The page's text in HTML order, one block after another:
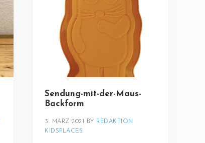
Sendung-mit-der-Maus-
Backform
3. MÄRZ 2021 BY REDAKTION
KIDSPLACES